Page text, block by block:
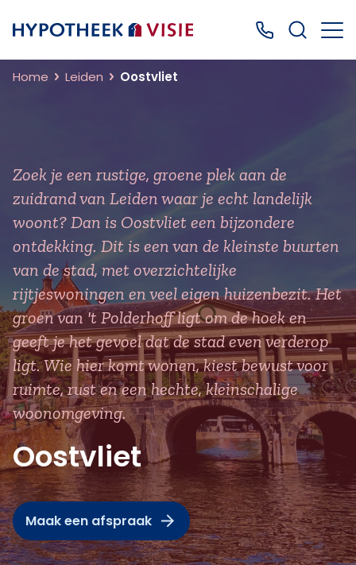
Terug naar home Bel ons: 0499
Home Leiden Oostvliet
Zoek je een rustige, groene plek aan de
zuidrand van Leiden waar je echt landelijk
woont? Dan is Oostvliet een bijzondere
ontdekking. Dit is een van de kleinste buurten
van de stad, met overzichtelijke
rijtjeswoningen en veel eigen huizenbezit. Het
groen van 't Polderhoff ligt om de hoek en
geeft je het gevoel dat de stad even verderop
ligt. Wie hier komt wonen, kiest bewust voor
ruimte, rust en een hechte, kleinschalige
woonomgeving.
Oostvliet
Maak een afspraak